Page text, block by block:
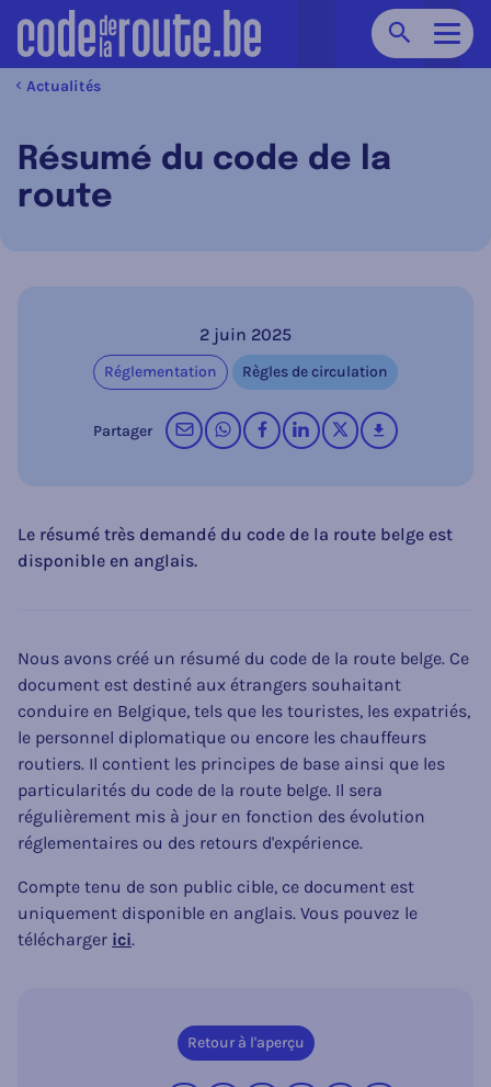
Chercher
Actualités
Résumé du code de la
route
2 juin 2025
Réglementation Règles de circulation
Partager par courrier électronique
sur WhatsApp
sur Facebook
sur LinkedIn
op X (Twitter)
télécharger
Le résumé très demandé du code de la route belge est
disponible en anglais.
Nous avons créé un résumé du code de la route belge. Ce
document est destiné aux étrangers souhaitant
conduire en Belgique, tels que les touristes, les expatriés,
le personnel diplomatique ou encore les chauffeurs
routiers. Il contient les principes de base ainsi que les
particularités du code de la route belge. Il sera
régulièrement mis à jour en fonction des évolution
réglementaires ou des retours d'expérience.
Compte tenu de son public cible, ce document est
uniquement disponible en anglais. Vous pouvez le
télécharger ici.
Retour à l'aperçu